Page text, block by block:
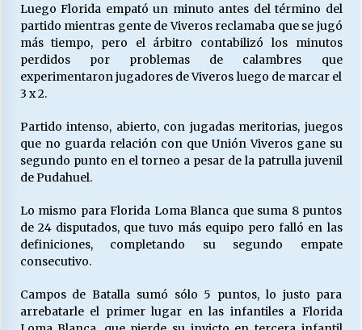
S.O.S. a los ricos, Save Our Souls (Salvar
Nuestras Almas)
30/04/2026
18/04/2026
Luego Florida empató un minuto antes del término del
partido mientras gente de Viveros reclamaba que se jugó
más tiempo, pero el árbitro contabilizó los minutos
perdidos por problemas de calambres que
experimentaron jugadores de Viveros luego de marcar el
3 x 2.
Partido intenso, abierto, con jugadas meritorias, juegos
que no guarda relación con que Unión Viveros gane su
segundo punto en el torneo a pesar de la patrulla juvenil
de Pudahuel.
Lo mismo para Florida Loma Blanca que suma 8 puntos
de 24 disputados, que tuvo más equipo pero falló en las
definiciones, completando su segundo empate
consecutivo.
Campos de Batalla sumó sólo 5 puntos, lo justo para
arrebatarle el primer lugar en las infantiles a Florida